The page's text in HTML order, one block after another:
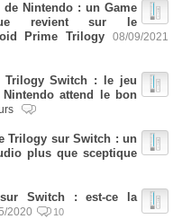
Nintendo : un Game
revient sur le
Prime Trilogy
08/09/2021
Trilogy Switch : le jeu
attend le bon
Trilogy sur Switch : un
plus que sceptique
Switch : est-ce la
2020 10